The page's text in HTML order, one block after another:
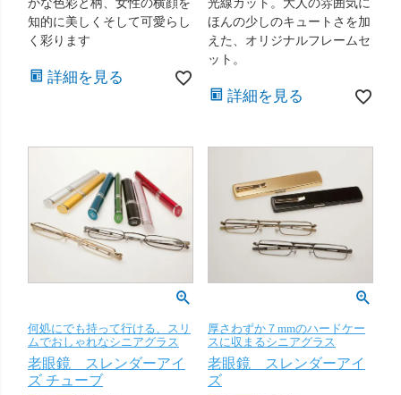
かな色彩と柄、女性の横顔を
知的に美しくそして可愛らし
く彩ります
詳細を見る
光線カット。大人の雰囲気に
ほんの少しのキュートさを加
えた、オリジナルフレームセ
ット。
詳細を見る
何処にでも持って行ける、スリ
ムでおしゃれなシニアグラス
老眼鏡 スレンダーアイ
ズ チューブ
厚さわずか７mmのハードケー
スに収まるシニアグラス
老眼鏡 スレンダーアイ
ズ